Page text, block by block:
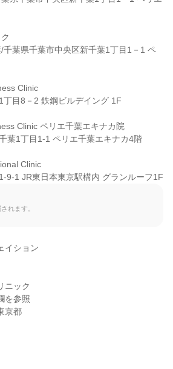
Clinic
Clinic ペリエ千葉エキナカ院
Clinic
9-1 JR東日本東京駅構内 グランルーフ1F
れます。
イション
ニック
を参照
京都